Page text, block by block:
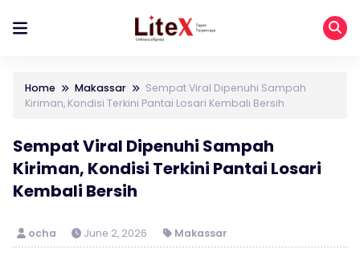
Home Makassar
Sempat Viral Dipenuhi Sampah
Kiriman, Kondisi Terkini Pantai Losari Kembali Bersih
Sempat Viral Dipenuhi Sampah
Kiriman, Kondisi Terkini Pantai Losari
Kembali Bersih
ocha June 2, 2026 Makassar